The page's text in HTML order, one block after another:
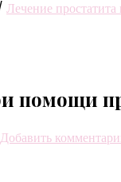
Лечение
помощи
Добавить